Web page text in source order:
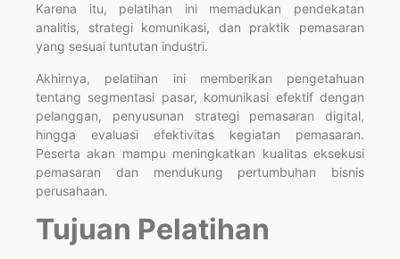
Karena itu, pelatihan ini memadukan pendekatan
analitis, strategi komunikasi, dan praktik pemasaran
yang sesuai tuntutan industri.
Akhirnya, pelatihan ini memberikan pengetahuan
tentang segmentasi pasar, komunikasi efektif dengan
pelanggan, penyusunan strategi pemasaran digital,
hingga evaluasi efektivitas kegiatan pemasaran.
Peserta akan mampu meningkatkan kualitas eksekusi
pemasaran dan mendukung pertumbuhan bisnis
perusahaan.
Tujuan Pelatihan